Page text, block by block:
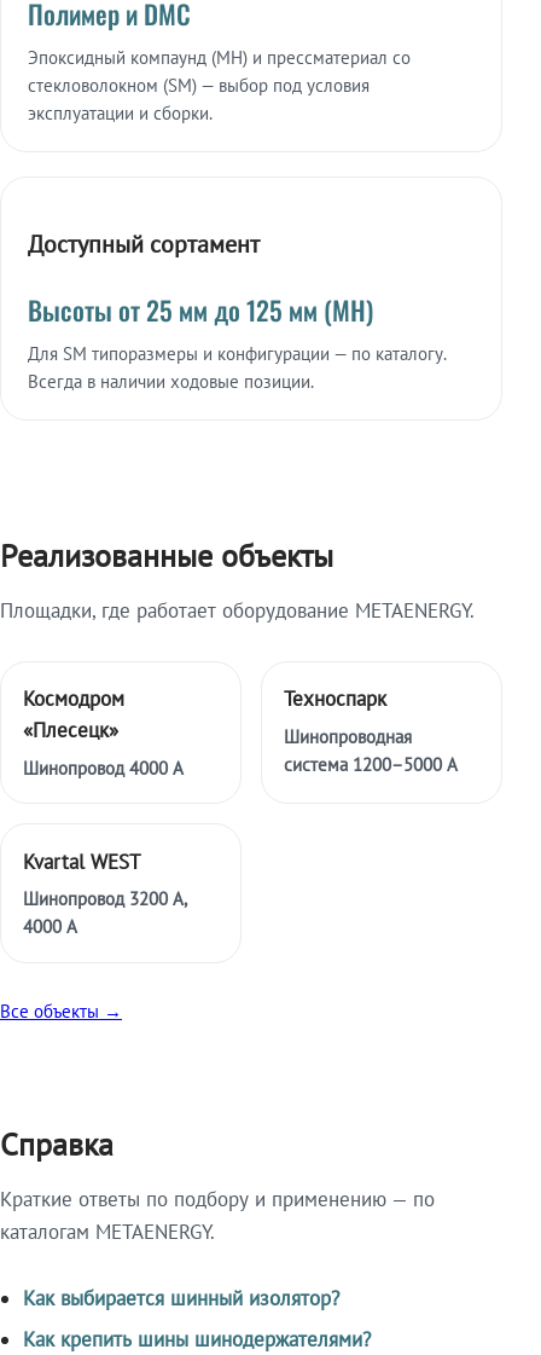
Полимер и DMC
Эпоксидный компаунд (МН) и прессматериал со
стекловолокном (SM) — выбор под условия
эксплуатации и сборки.
Доступный сортамент
Высоты от 25 мм до 125 мм (МН)
Для SM типоразмеры и конфигурации — по каталогу.
Всегда в наличии ходовые позиции.
Реализованные объекты
Площадки, где работает оборудование METAENERGY.
Космодром
«Плесецк»
Шинопровод 4000 А
Техноспарк
Шинопроводная
система 1200–5000 А
Kvartal WEST
Шинопровод 3200 А,
4000 А
Все объекты →
Справка
Краткие ответы по подбору и применению — по
каталогам METAENERGY.
Как выбирается шинный изолятор?
Как крепить шины шинодержателями?